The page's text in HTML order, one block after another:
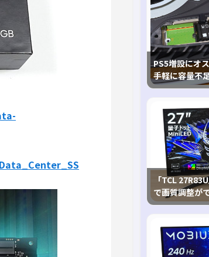
PS5増設にオ
手軽に容量不
新、PS5 Pro
「TCL
で画質調整が
輝度も発揮！